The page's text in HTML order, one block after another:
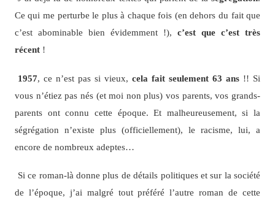
Ce qui me perturbe le plus à chaque fois (en dehors du fait que
c’est abominable bien évidemment !),c’est que c’est très
récent!
1957, ce n’est pas si vieux, cela fait seulement 63 ans !! Si
vous n’étiez pas nés (et moi non plus) vos parents, vos grands-
parents ont connu cette époque. Et malheureusement, si la
ségrégation n’existe plus (officiellement), le racisme, lui, a
encore de nombreux adeptes…
Si ce roman-là donne plus de détails politiques et sur la société
de l’époque, j’ai malgré tout préféré l’autre roman de cette